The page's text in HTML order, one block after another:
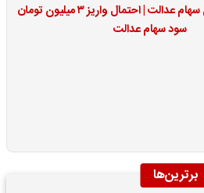
غافلگیری دارندگان سهام عدالت | احتمال واریز ۳ میلیون تومان
سود سهام عدالت
برترین‌ها